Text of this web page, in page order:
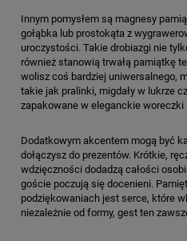
Innym pomysłem są magnesy
gołąbka lub prostokąta z
uroczystości. Takie drobiazgi nie
również stanowią trwałą pamiątkę
wolisz coś bardziej uniwersalnego,
takie jak pralinki, migdały w lukrze
zapakowane w eleganckie woreczki
Dodatkowym akcentem mogą być
dołączysz do prezentów. Krótkie,
wdzięczności dodadzą całości
goście poczują się docenieni.
podziękowaniach jest serce, które
niezależnie od formy, gest ten